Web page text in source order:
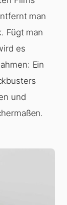
man
Fügt man
es
Ein
und